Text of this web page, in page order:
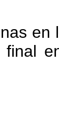
en
final